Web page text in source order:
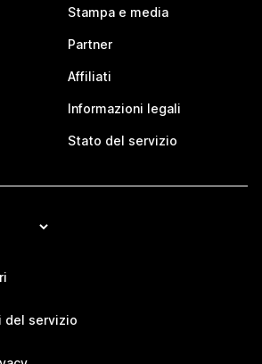
Stampa e media
Partner
Affiliati
Informazioni legali
Stato del servizio
del servizio